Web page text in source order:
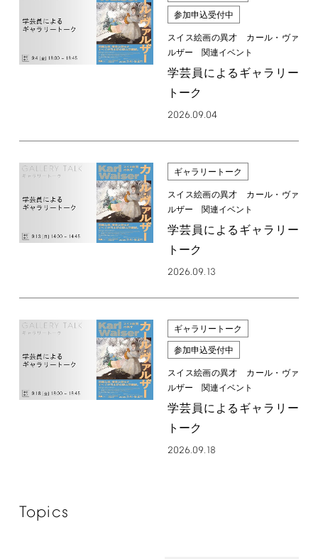
参加申込受付中
スイス絵画の異才 カール・ヴァ
ルザー 関連イベント
学芸員によるギャラリー
トーク
2026.09.04
ギャラリートーク
スイス絵画の異才 カール・ヴァ
ルザー 関連イベント
学芸員によるギャラリー
トーク
2026.09.13
ギャラリートーク
参加申込受付中
スイス絵画の異才 カール・ヴァ
ルザー 関連イベント
学芸員によるギャラリー
トーク
2026.09.18
Topics